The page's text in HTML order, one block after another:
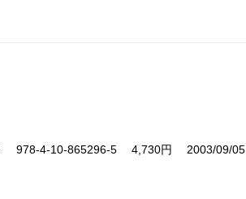
ス 978-4-10-865296-5 4,730円 2003/09/05